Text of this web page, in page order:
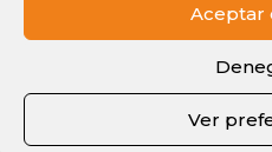
Aceptar
Ver
quadre; i Barça,
per l’altra. Amb els
representants: Víctor
Navarro, aquest últim
des de fa anys. Per
Basket comptem